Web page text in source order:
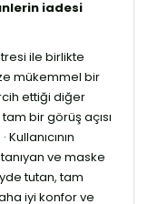
iadesi
ile birlikte
mükemmel bir
ettiği diğer
bir görüş açısı
ve maske
tutan, tam
iyi konfor ve